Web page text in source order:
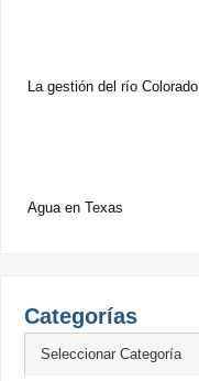
La gestión del río Colorado
Agua en Texas
Categorías